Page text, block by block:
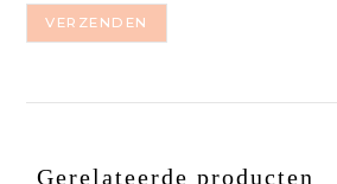
Gerelateerde producten